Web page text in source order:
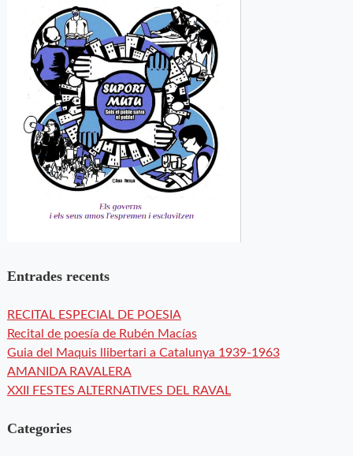
Entrades recents
RECITAL ESPECIAL DE POESIA
Recital de poesía de Rubén Macías
Guia del Maquis llibertari a Catalunya 1939-1963
AMANIDA RAVALERA
XXII FESTES ALTERNATIVES DEL RAVAL
Categories